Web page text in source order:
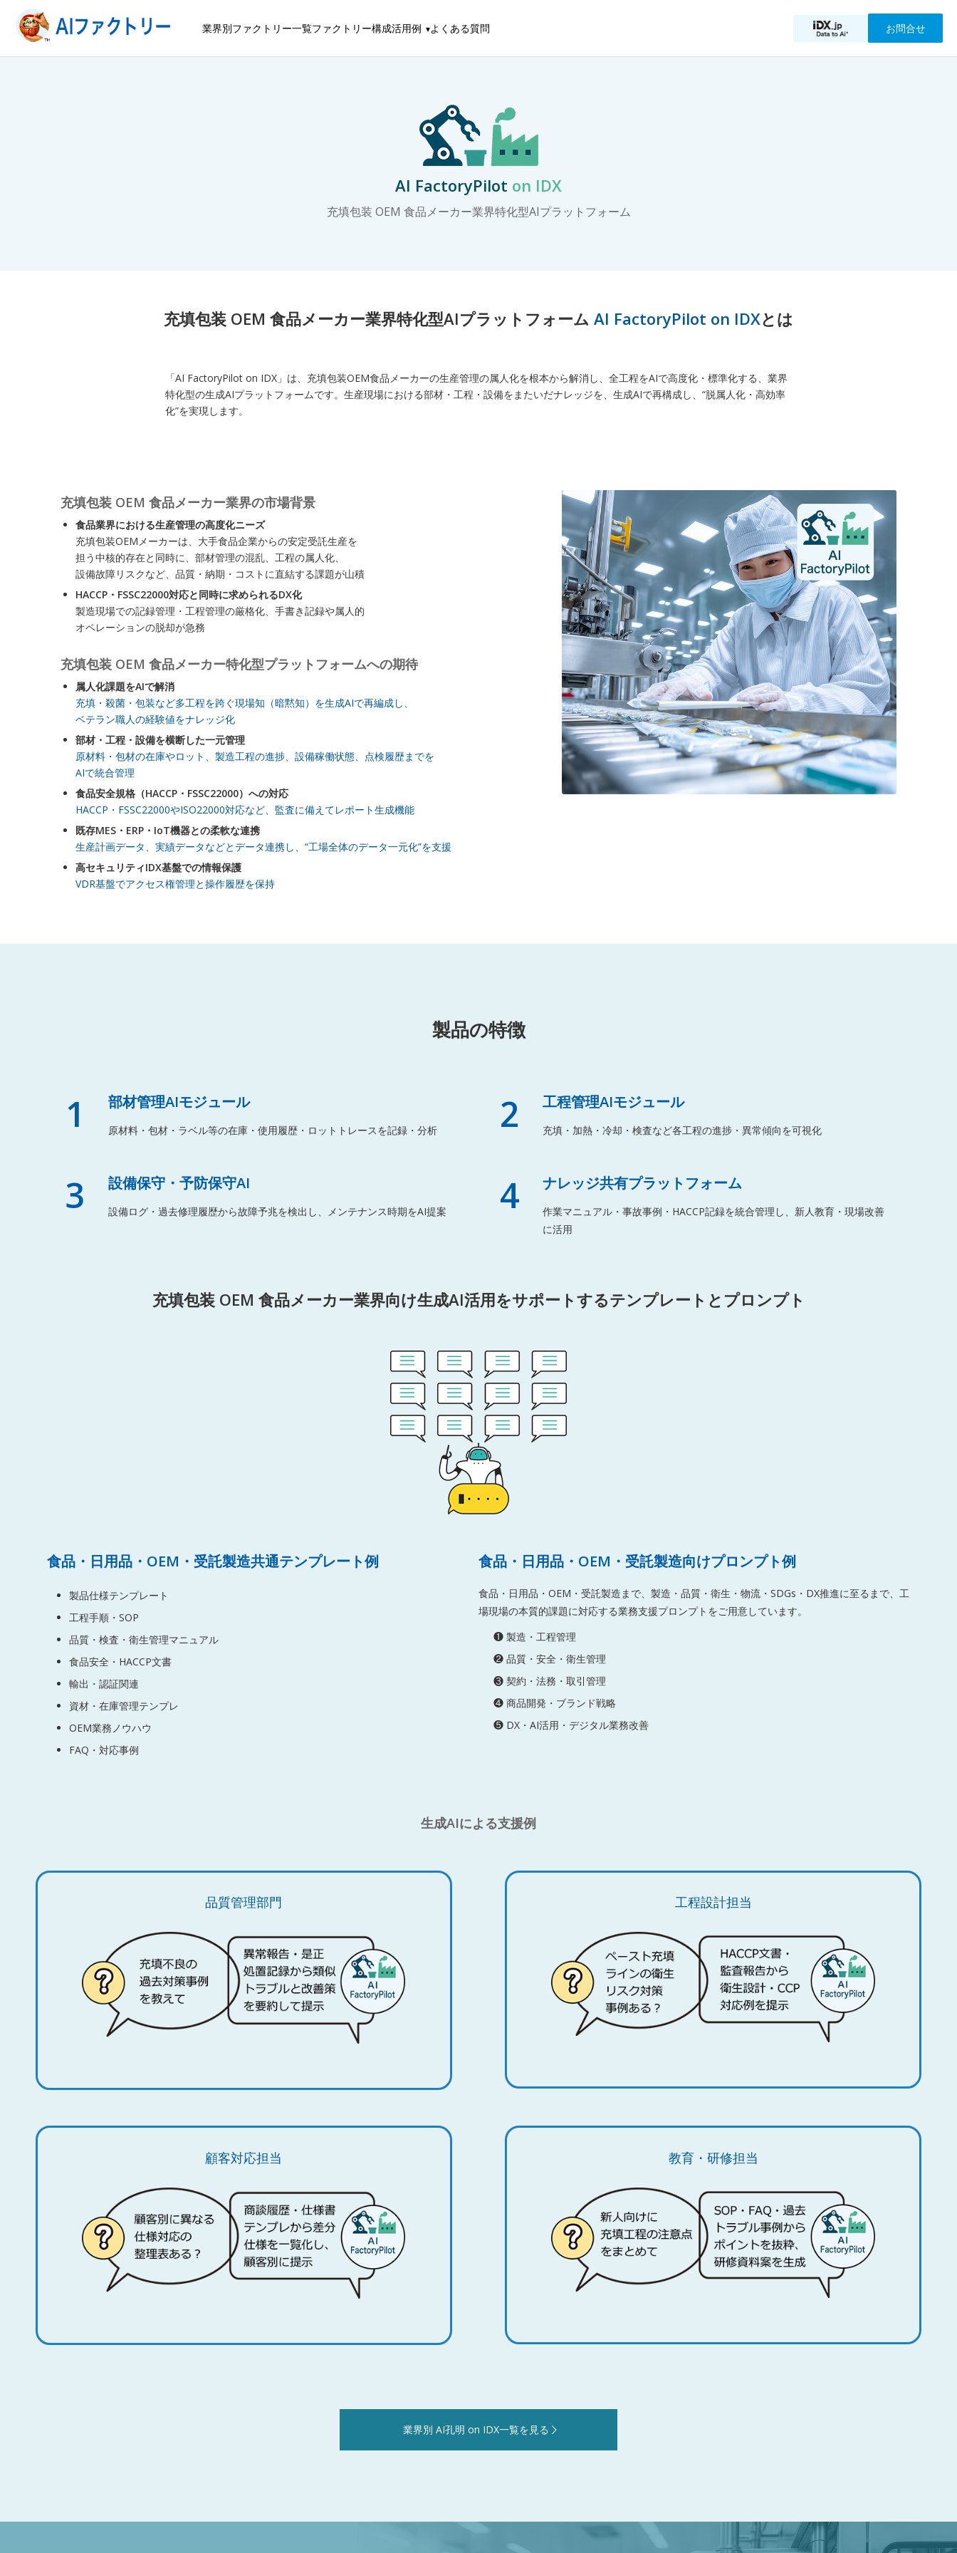
業界別ファクトリー一覧ファクトリー構成活用例 よくある質問 お問合せ
AI FactoryPilot on IDX
充填包装 OEM 食品メーカー業界特化型AIプラットフォーム
充填包装 OEM 食品メーカー業界特化型AIプラットフォーム AI FactoryPilot on IDXとは
「AI FactoryPilot on IDX」は、充填包装OEM食品メーカーの生産管理の属人化を根本から解消し、全工程をAIで高度化・標準化する、業界
特化型の生成AIプラットフォームです。生産現場における部材・工程・設備をまたいだナレッジを、生成AIで再構成し、“脱属人化・高効率
化”を実現します。
充填包装 OEM 食品メーカー業界の市場背景
食品業界における生産管理の高度化ニーズ
充填包装OEMメーカーは、大手食品企業からの安定受託生産を
担う中核的存在と同時に、部材管理の混乱、工程の属人化、
設備故障リスクなど、品質・納期・コストに直結する課題が山積
HACCP・FSSC22000対応と同時に求められるDX化
製造現場での記録管理・工程管理の厳格化、手書き記録や属人的
オペレーションの脱却が急務
充填包装 OEM 食品メーカー特化型プラットフォームへの期待
属人化課題をAIで解消
充填・殺菌・包装など多工程を跨ぐ現場知（暗黙知）を生成AIで再編成し、
ベテラン職人の経験値をナレッジ化
部材・工程・設備を横断した一元管理
原材料・包材の在庫やロット、製造工程の進捗、設備稼働状態、点検履歴までを
AIで統合管理
食品安全規格（HACCP・FSSC22000）への対応
HACCP・FSSC22000やISO22000対応など、監査に備えてレポート生成機能
既存MES・ERP・IoT機器との柔軟な連携
生産計画データ、実績データなどとデータ連携し、“工場全体のデータ一元化”を支援
高セキュリティIDX基盤での情報保護
VDR基盤でアクセス権管理と操作履歴を保持
製品の特徴
1 部材管理AIモジュール
原材料・包材・ラベル等の在庫・使用履歴・ロットトレースを記録・分析 2 工程管理AIモジュール
充填・加熱・冷却・検査など各工程の進捗・異常傾向を可視化
3 設備保守・予防保守AI
設備ログ・過去修理履歴から故障予兆を検出し、メンテナンス時期をAI提案 4 ナレッジ共有プラットフォーム
作業マニュアル・事故事例・HACCP記録を統合管理し、新人教育・現場改善
に活用
充填包装 OEM 食品メーカー業界向け生成AI活用をサポートするテンプレートとプロンプト
食品・日用品・OEM・受託製造共通テンプレート例
製品仕様テンプレート
工程手順・SOP
品質・検査・衛生管理マニュアル
食品安全・HACCP文書
輸出・認証関連
資材・在庫管理テンプレ
OEM業務ノウハウ
FAQ・対応事例
食品・日用品・OEM・受託製造向けプロンプト例
食品・日用品・OEM・受託製造まで、製造・品質・衛生・物流・SDGs・DX推進に至るまで、工
場現場の本質的課題に対応する業務支援プロンプトをご用意しています。
❶ 製造・工程管理
❷ 品質・安全・衛生管理
❸ 契約・法務・取引管理
❹ 商品開発・ブランド戦略
❺ DX・AI活用・デジタル業務改善
生成AIによる支援例
品質管理部門 工程設計担当
顧客対応担当 教育・研修担当
業界別 AI孔明 on IDX一覧を見る